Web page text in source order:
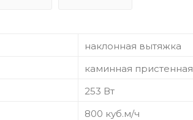
наклонная вытяжка
каминная пристенная
253 Вт
800 куб.м/ч